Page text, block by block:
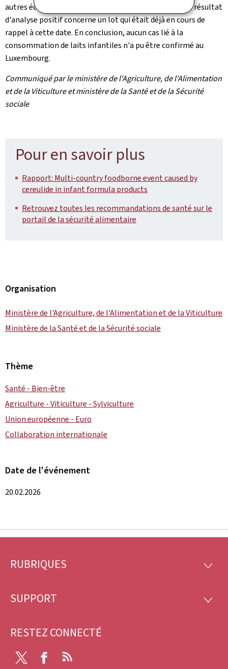
autres échantillons de lait se sont révélés négatifs. Le résultat
d'analyse positif concerne un lot qui était déjà en cours de
rappel à cette date. En conclusion, aucun cas lié à la
consommation de laits infantiles n'a pu être confirmé au
Luxembourg.
Communiqué par le ministère de l'Agriculture, de l'Alimentation
et de la Viticulture et ministère de la Santé et de la Sécurité
sociale
Pour en savoir plus
Rapport: Multi-country foodborne event caused by
cereulide in infant formula products
Retrouvez toutes les recommandations de santé sur le
portail de la sécurité alimentaire
Organisation
Ministère de l'Agriculture, de l'Alimentation et de la Viticulture
Ministère de la Santé et de la Sécurité sociale
Thème
Santé - Bien-être
Agriculture - Viticulture - Sylviculture
Union européenne - Euro
Collaboration internationale
Date de l'événement
20.02.2026
Pied
page
RUBRIQUES
SUPPORT
RESTEZ CONNECTÉ
Facebook